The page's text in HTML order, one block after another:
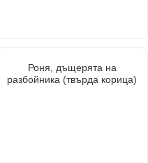
Роня, дъщерята на
разбойника (твърда корица)